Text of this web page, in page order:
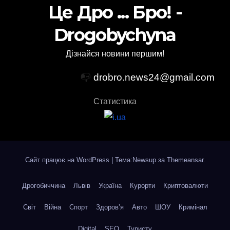
Це Дро ... Бро! -
Drogobychyna
Дізнайся новини першим!
📭 drobro.news24@gmail.com
Статистика
Сайт працює на WordPress | Тема:Newsup за Themeansar.
Дрогобиччина Львів Україна Курорти Криптовалюти
Світ Війна Спорт Здоров’я Авто ШОУ Кримінал